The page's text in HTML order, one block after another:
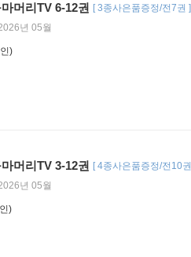
머리TV 6-12권 [3종사은품증정/전7권 ]
년 05월
머리TV 3-12권 [4종사은품증정/전10권
년 05월